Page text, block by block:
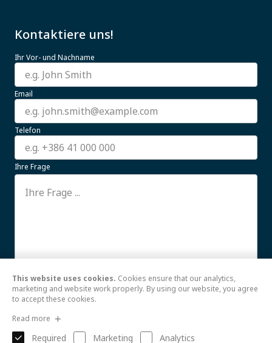
Kontaktiere uns!
Ihr Vor- und Nachname
Email
Telefon
Ihre Frage
Ich stimme der Verwendung meiner hierWeiterlesen
This website uses cookies. Cookies ensure that our analytics,
marketing and website work properly. By using our website, you agree
to accept these cookies.
Read more
Required Marketing Analytics